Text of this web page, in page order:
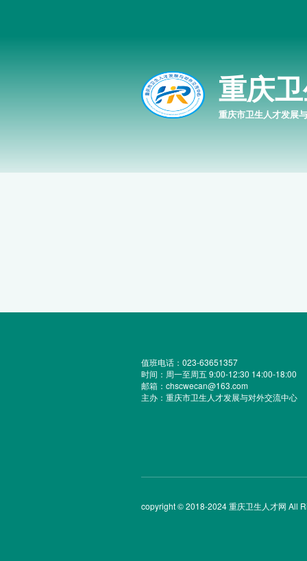
重庆
重庆市卫生人才发展
值班电话：023-63651357
时间：周一至周五 9:00-12:30 14:00-18:00
邮箱：chscwecan@163.com
主办：重庆市卫生人才发展与对外交流中心
copyright © 2018-2024 重庆卫生人才网 All